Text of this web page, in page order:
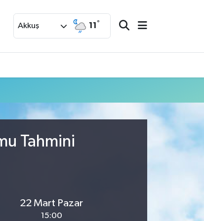
Akkuş 11 °
Tahmini
22 Mart Pazar
15:00